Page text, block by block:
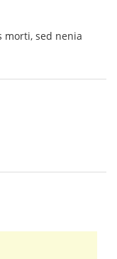
morti, sed nenia